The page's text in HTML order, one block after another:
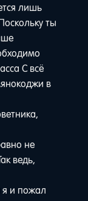
лишь
ты
C всё
в
не
ведь,
и пожал